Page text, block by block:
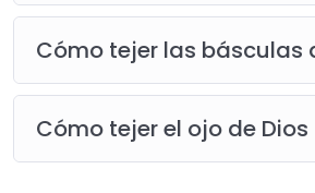
Cómo tejer las básculas
Cómo tejer el ojo de Dios